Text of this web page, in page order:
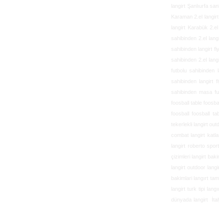
langirt Şanlıurfa
Karaman 2.el
langirt Karabük
sahibinden 2.el
sahibinden langirt
sahibinden 2.el
futbolu
sahibinden
sahibinden masa
foosball table
foosball foosball
tekerlekli langirt
combat langirt
langirt roberto
çizimleri langirt
langirt outdoor
bakimlari langırt
langirt turk tipi
dünyada langirt